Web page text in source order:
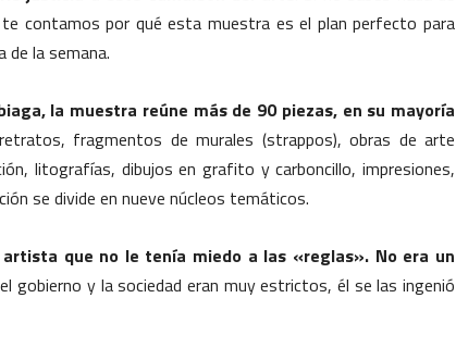
contamos por qué esta muestra es el plan perfecto para
de la semana.
la muestra reúne más de 90 piezas, en su mayoría
fragmentos de murales (strappos), obras de arte
litografías, dibujos en grafito y carboncillo, impresiones,
se divide en nueve núcleos temáticos.
que no le tenía miedo a las «reglas». No era un
gobierno y la sociedad eran muy estrictos, él se las ingenió